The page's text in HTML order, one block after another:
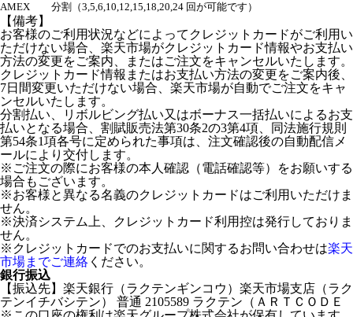
AMEX
分割（3,5,6,10,12,15,18,20,24 回が可能です）
【備考】
お客様のご利用状況などによってクレジットカードがご利用い
ただけない場合、楽天市場がクレジットカード情報やお支払い
方法の変更をご案内、またはご注文をキャンセルいたします。
クレジットカード情報またはお支払い方法の変更をご案内後、
7日間変更いただけない場合、楽天市場が自動でご注文をキャ
ンセルいたします。
分割払い、リボルビング払い又はボーナス一括払いによるお支
払いとなる場合、割賦販売法第30条2の3第4項、同法施行規則
第54条1項各号に定められた事項は、注文確認後の自動配信メ
ールにより交付します。
※ご注文の際にお客様の本人確認（電話確認等）をお願いする
場合もございます。
※お客様と異なる名義のクレジットカードはご利用いただけま
せん。
※決済システム上、クレジットカード利用控は発行しておりま
せん。
※クレジットカードでのお支払いに関するお問い合わせは楽天
市場までご連絡 ください。
銀行振込
【振込先】楽天銀行（ラクテンギンコウ）楽天市場支店（ラク
テンイチバシテン） 普通 2105589 ラクテン（ＡＲＴＣＯＤＥ